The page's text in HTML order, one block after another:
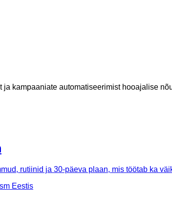
kampaaniate automatiseerimist hooajalise
rutiinid ja 30-päeva plaan, mis töötab ka
Eestis